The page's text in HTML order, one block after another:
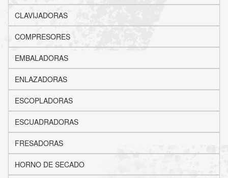
CLAVIJADORAS
COMPRESORES
EMBALADORAS
ENLAZADORAS
ESCOPLADORAS
ESCUADRADORAS
FRESADORAS
HORNO DE SECADO